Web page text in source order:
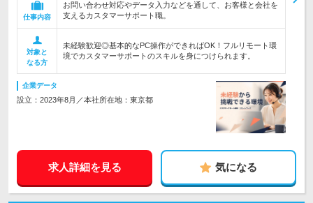
仕事内容
お問い合わせ対応やデータ入力などを通して、お客様と会社を
支えるカスタマーサポート職。
対象と
なる方
未経験歓迎◎基本的なPC操作ができればOK！フルリモート環
境でカスタマーサポートのスキルを身につけられます。
企業データ
設立：2023年8月／本社所在地：東京都
求人詳細を見る 気になる